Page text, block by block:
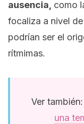
ausencia, como
focaliza a nivel
podrían ser el
rítmimas.
Ver también:
una